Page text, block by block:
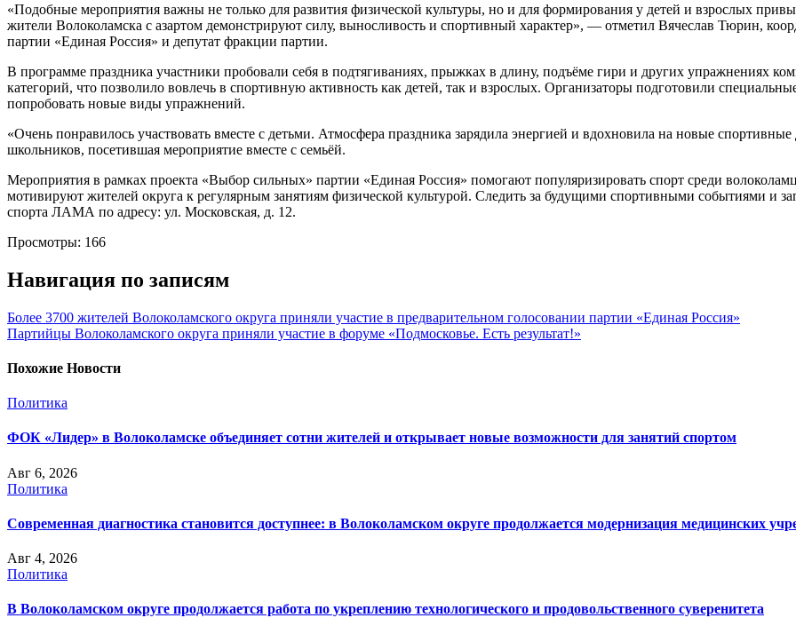
«Подобные мероприятия важны не только для развития физической культуры, но и для формирования у детей и взрослых
жители Волоколамска с азартом демонстрируют силу, выносливость и спортивный характер», — отметил Вячеслав Тюрин,
партии «Единая Россия» и депутат фракции партии.
В программе праздника участники пробовали себя в подтягиваниях, прыжках в длину, подъёме гири и других упражнениях
категорий, что позволило вовлечь в спортивную активность как детей, так и взрослых. Организаторы подготовили
попробовать новые виды упражнений.
«Очень понравилось участвовать вместе с детьми. Атмосфера праздника зарядила энергией и вдохновила на новые
школьников, посетившая мероприятие вместе с семьёй.
Мероприятия в рамках проекта «Выбор сильных» партии «Единая Россия» помогают популяризировать спорт среди
мотивируют жителей округа к регулярным занятиям физической культурой. Следить за будущими спортивными событиями и
спорта ЛАМА по адресу: ул. Московская, д. 12.
Просмотры: 166
Навигация по записям
Более 3700 жителей Волоколамского округа приняли участие в предварительном голосовании партии «Единая Россия»
Партийцы Волоколамского округа приняли участие в форуме «Подмосковье. Есть результат!»
Похожие Новости
Политика
ФОК «Лидер» в Волоколамске объединяет сотни жителей и открывает новые возможности для занятий спортом
Авг 6, 2026
Политика
Современная диагностика становится доступнее: в Волоколамском округе продолжается модернизация медицинских
Авг 4, 2026
Политика
В Волоколамском округе продолжается работа по укреплению технологического и продовольственного суверенитета